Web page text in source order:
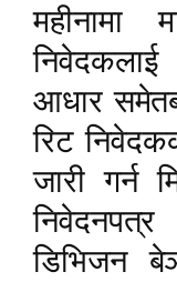
महीनामा
आधार
रिट
जारी गर्न
डिभिजन